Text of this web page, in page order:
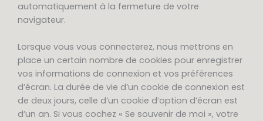
automatiquement à la fermeture de votre
navigateur.
Lorsque vous vous connecterez, nous mettrons en
place un certain nombre de cookies pour enregistrer
vos informations de connexion et vos préférences
d’écran. La durée de vie d’un cookie de connexion est
de deux jours, celle d’un cookie d’option d’écran est
d’un an. Si vous cochez « Se souvenir de moi », votre